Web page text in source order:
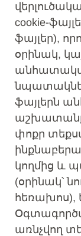
cookie-
ֆայլեր),
օրինակ,
ֆայլերն
փոքր
կողմից և
(օրինակ՝
հեռախոս),
առնչվող